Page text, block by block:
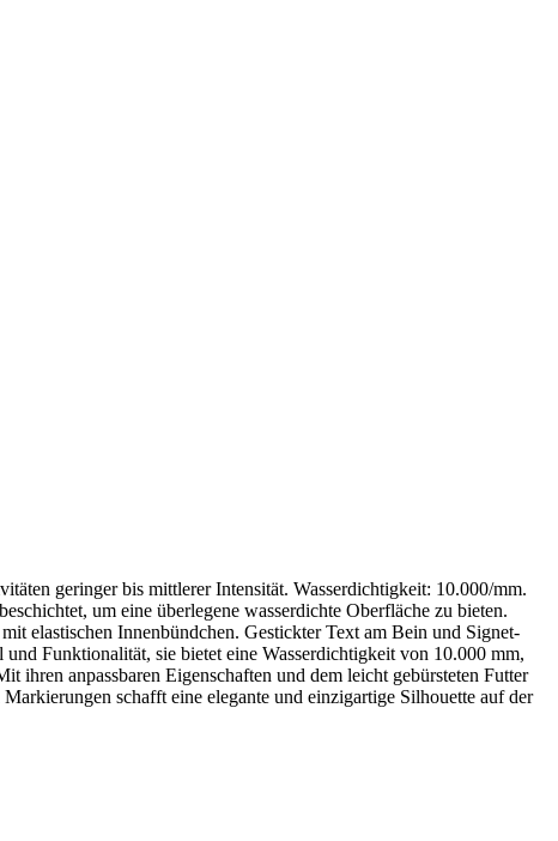
geringer bis mittlerer Intensität. Wasserdichtigkeit: 10.000/mm.
um eine überlegene wasserdichte Oberfläche zu bieten.
elastischen Innenbündchen. Gestickter Text am Bein und Signet-
Funktionalität, sie bietet eine Wasserdichtigkeit von 10.000 mm,
ihren anpassbaren Eigenschaften und dem leicht gebürsteten Futter
schafft eine elegante und einzigartige Silhouette auf der